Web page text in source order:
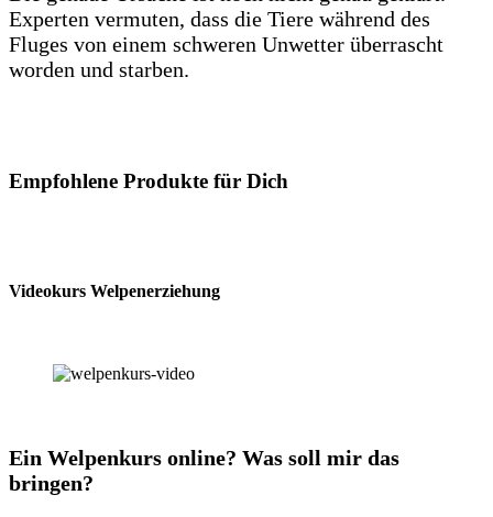
Experten vermuten, dass die Tiere während des
Fluges von einem schweren Unwetter überrascht
worden und starben.
Empfohlene Produkte für Dich
Videokurs Welpenerziehung
Ein Welpenkurs online? Was soll mir das
bringen?